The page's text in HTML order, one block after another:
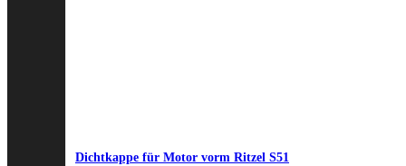
Dichtkappe für Motor vorm Ritzel S51